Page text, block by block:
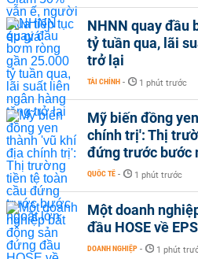
NHNN quay đầu
tỷ tuần qua, lãi
trở lại
TÀI CHÍNH - 1 phút trước
Mỹ biến đồng
chính trị': Thị
đứng trước bước
QUỐC TẾ - 1 phút trước
Một doanh
đầu HOSE về
DOANH NGHIỆP - 1 phút